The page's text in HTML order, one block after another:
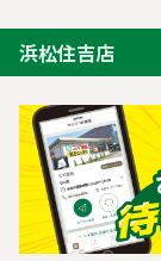
浜松住吉店